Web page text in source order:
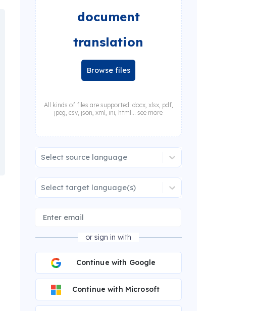
document
translation
Browse files
All kinds of files are supported: docx, xlsx, pdf,
jpeg, csv, json, xml, ini, html... see more
Select source language
Select target language(s)
or sign in with
Continue with Google
Continue with Microsoft